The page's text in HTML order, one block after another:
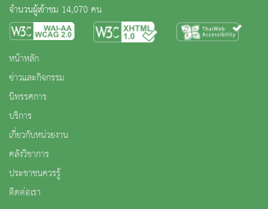
จำนวนผู้เข้าชม 14,070 คน
หน้าหลัก
ข่าวและกิจกรรม
นิทรรศการ
บริการ
เกี่ยวกับหน่วยงาน
คลังวิชาการ
ประชาชนควรรู้
ติดต่อเรา